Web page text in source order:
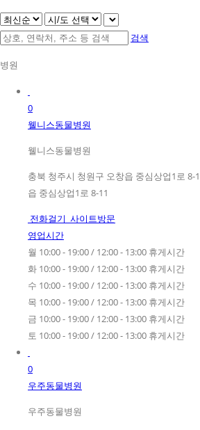
검색
병원
0
웰니스동물병원
웰니스동물병원
충북 청주시 청원구 오창읍 중심상업1로 8-
읍 중심상업1로 8-11
전화걸기 사이트방문
영업시간
월 10:00 - 19:00 / 12:00 - 13:00 휴게시간
화 10:00 - 19:00 / 12:00 - 13:00 휴게시간
수 10:00 - 19:00 / 12:00 - 13:00 휴게시간
목 10:00 - 19:00 / 12:00 - 13:00 휴게시간
금 10:00 - 19:00 / 12:00 - 13:00 휴게시간
토 10:00 - 19:00 / 12:00 - 13:00 휴게시간
0
우주동물병원
우주동물병원